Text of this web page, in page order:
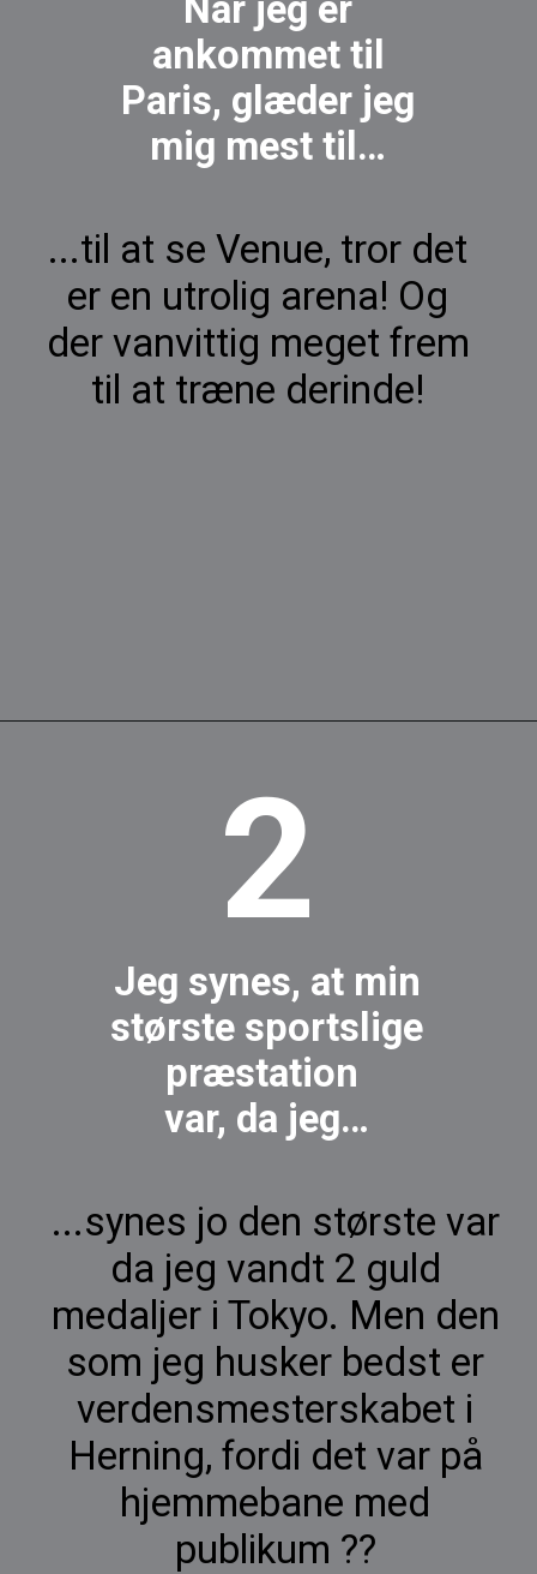
...til at se Venue, tror det
er en utrolig arena! Og
der vanvittig meget frem
til at træne derinde!
Når jeg er
ankommet til
Paris, glæder jeg
mig mest til…
...synes jo den største var
da jeg vandt 2 guld
medaljer i Tokyo. Men den
som jeg husker bedst er
verdensmesterskabet i
Herning, fordi det var på
hjemmebane med
publikum ??
Jeg synes, at min
største sportslige
præstation
var, da jeg…
2